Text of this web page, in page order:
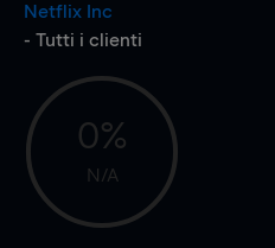
Netflix Inc
- Tutti i clienti
0%
N/A